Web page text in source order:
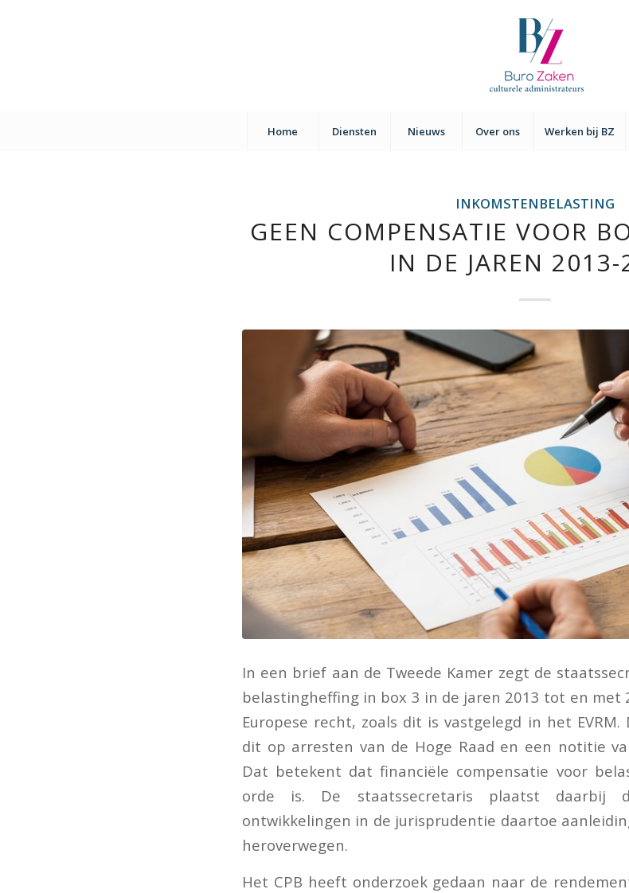
Home Diensten Nieuws Over ons Werken bij BZ
INKOMSTENBELASTING
GEEN COMPENSATIE VOOR
IN DE JAREN
In een brief aan de Tweede Kamer zegt de
belastingheffing in box 3 in de jaren 2013 tot en
Europese recht, zoals dit is vastgelegd in het
dit op arresten van de Hoge Raad en een notitie
Dat betekent dat financiële compensatie voor
orde is. De staatssecretaris plaatst daarbij
ontwikkelingen in de jurisprudentie daartoe
heroverwegen.
Het CPB heeft onderzoek gedaan naar de